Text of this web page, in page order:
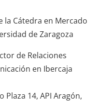
la Cátedra en Mercado
de Zaragoza
de Relaciones
en Ibercaja
Plaza 14, API Aragón,